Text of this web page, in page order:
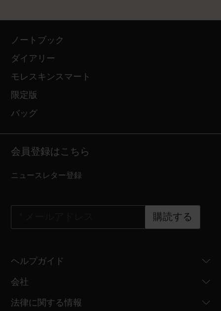
ノートブック
ダイアリー
モレスキンスマート
限定版
バッグ
会員登録はこちら
ニュースレター登録
購読する
ヘルプガイド
会社
法律に関する情報